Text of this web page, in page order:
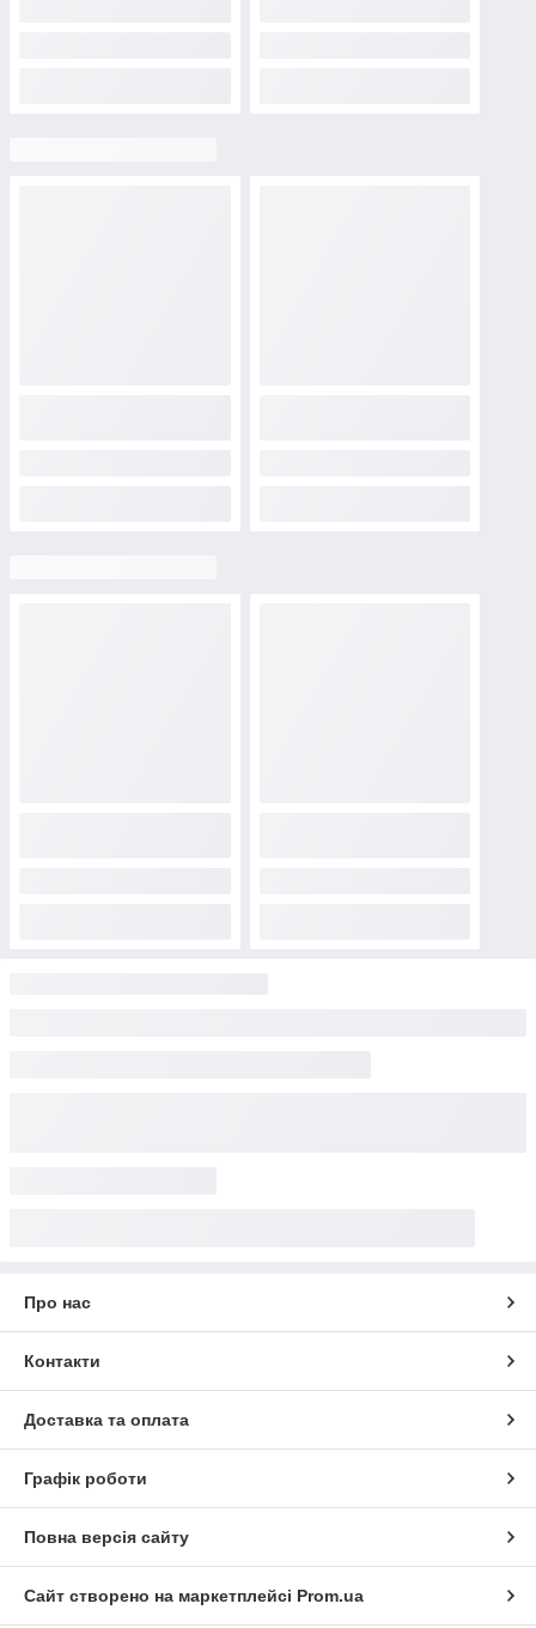
Про нас
Контакти
Доставка та оплата
Графік роботи
Повна версія сайту
Сайт створено на маркетплейсі Prom.ua